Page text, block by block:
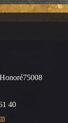
75008
40